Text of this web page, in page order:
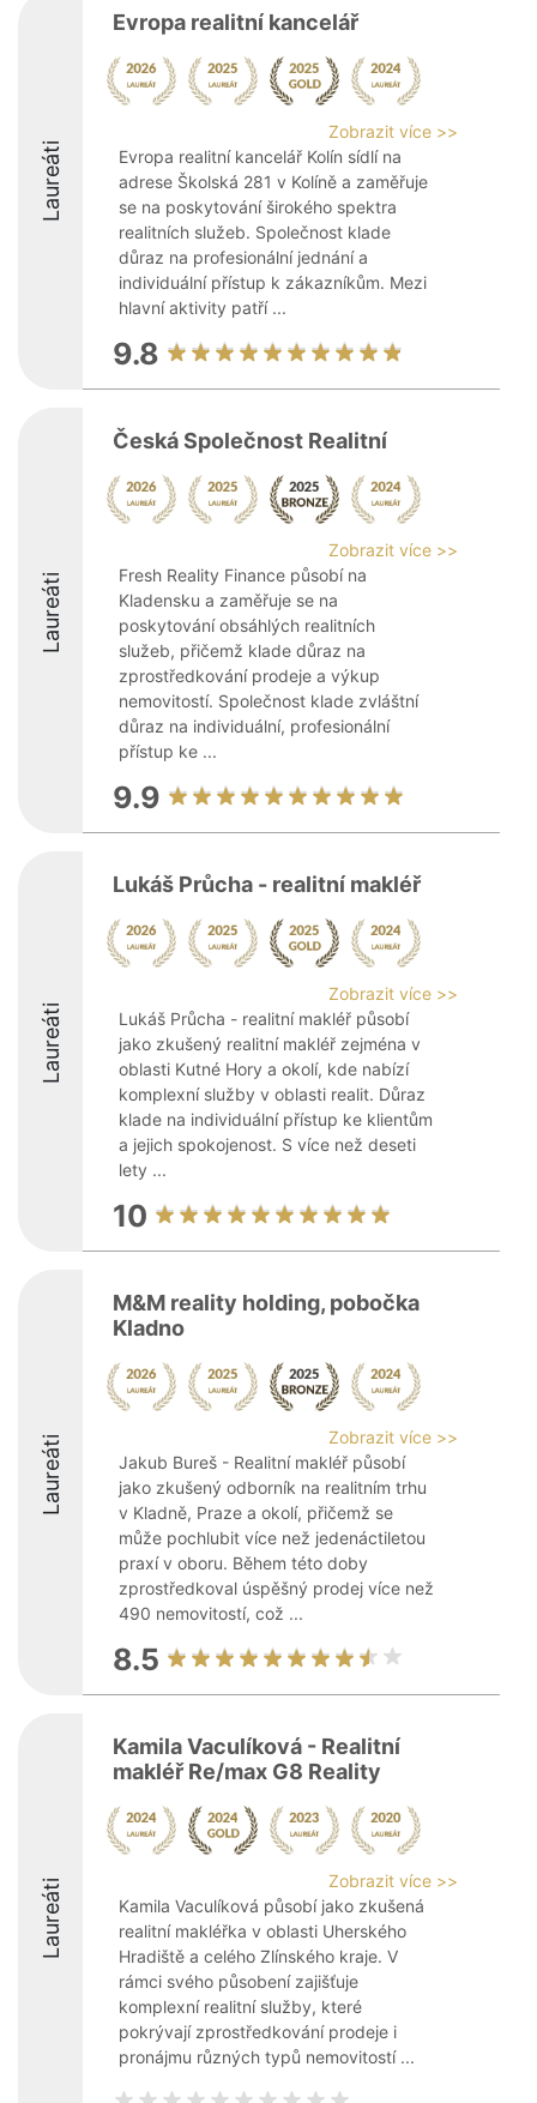
Laureáti
Evropa realitní kancelář
Zobrazit více >>
Evropa realitní kancelář Kolín sídlí na
adrese Školská 281 v Kolíně a zaměřuje
se na poskytování širokého spektra
realitních služeb. Společnost klade
důraz na profesionální jednání a
individuální přístup k zákazníkům. Mezi
hlavní aktivity patří ...
9.8
Laureáti
Česká Společnost Realitní
Zobrazit více >>
Fresh Reality Finance působí na
Kladensku a zaměřuje se na
poskytování obsáhlých realitních
služeb, přičemž klade důraz na
zprostředkování prodeje a výkup
nemovitostí. Společnost klade zvláštní
důraz na individuální, profesionální
přístup ke ...
9.9
Laureáti
Lukáš Průcha - realitní makléř
Zobrazit více >>
Lukáš Průcha - realitní makléř působí
jako zkušený realitní makléř zejména v
oblasti Kutné Hory a okolí, kde nabízí
komplexní služby v oblasti realit. Důraz
klade na individuální přístup ke klientům
a jejich spokojenost. S více než deseti
lety ...
10
Laureáti
M&M reality holding, pobočka
Kladno
Zobrazit více >>
Jakub Bureš - Realitní makléř působí
jako zkušený odborník na realitním trhu
v Kladně, Praze a okolí, přičemž se
může pochlubit více než jedenáctiletou
praxí v oboru. Během této doby
zprostředkoval úspěšný prodej více než
490 nemovitostí, což ...
8.5
Laureáti
Kamila Vaculíková - Realitní
makléř Re/max G8 Reality
Zobrazit více >>
Kamila Vaculíková působí jako zkušená
realitní makléřka v oblasti Uherského
Hradiště a celého Zlínského kraje. V
rámci svého působení zajišťuje
komplexní realitní služby, které
pokrývají zprostředkování prodeje i
pronájmu různých typů nemovitostí ...